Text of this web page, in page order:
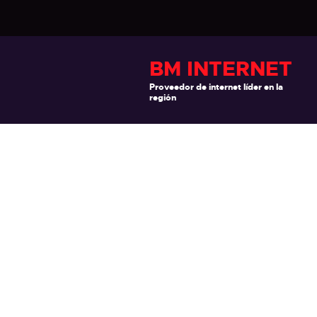
BM INTERNET
Proveedor de internet líder en la
región